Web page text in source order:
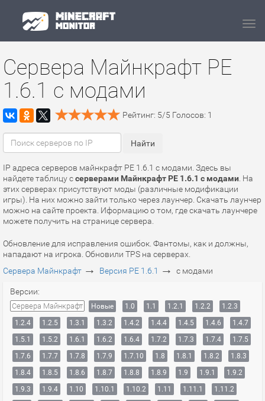
Сервера Майнкрафт PE
1.6.1 с модами
Рейтинг: 5/5 Голосов: 1
IP адреса серверов майнкрафт PE 1.6.1 с модами. Здесь вы
найдете таблицу ссерверами Майнкрафт PE 1.6.1 с модами . На
этих серверах присутствуют моды (различные модификации
игры). На них можно зайти только через лаунчер. Скачать лаунчер
можно на сайте проекта. Иформацию о том, где скачать лаунчере
можете получить на странице сервера.
Обновление для исправления ошибок. Фантомы, как и должны,
нападают на игрока. Обновили TPS на серверах.
Сервера Майнкрафт → Версия PE 1.6.1 → с модами
Версии:
Сервера Майнкрафт Новые 1.0 1.1 1.2.1 1.2.2
1.2.3
1.2.4
1.2.5 1.3.1 1.3.2 1.4.2 1.4.4 1.4.5 1.4.6
1.4.7
1.5.1
1.5.2 1.6.1 1.6.2 1.6.4 1.7.2 1.7.3 1.7.4
1.7.5
1.7.6
1.7.7 1.7.8 1.7.9 1.7.10 1.8 1.8.1 1.8.2
1.8.3
1.8.4
1.8.5 1.8.6 1.8.7 1.8.8 1.8.9 1.9 1.9.1
1.9.2
1.9.3
1.9.4 1.10 1.10.1 1.10.2 1.11 1.11.1
1.11.2